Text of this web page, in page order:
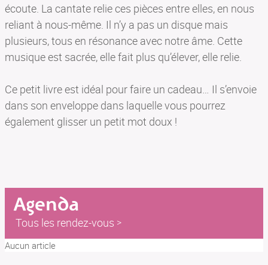
écoute. La cantate relie ces pièces entre elles, en nous
reliant à nous-même. Il n’y a pas un disque mais
plusieurs, tous en résonance avec notre âme. Cette
musique est sacrée, elle fait plus qu’élever, elle relie.
Ce petit livre est idéal pour faire un cadeau… Il s’envoie
dans son enveloppe dans laquelle vous pourrez
également glisser un petit mot doux !
Agenda
Tous les rendez-vous
Aucun article